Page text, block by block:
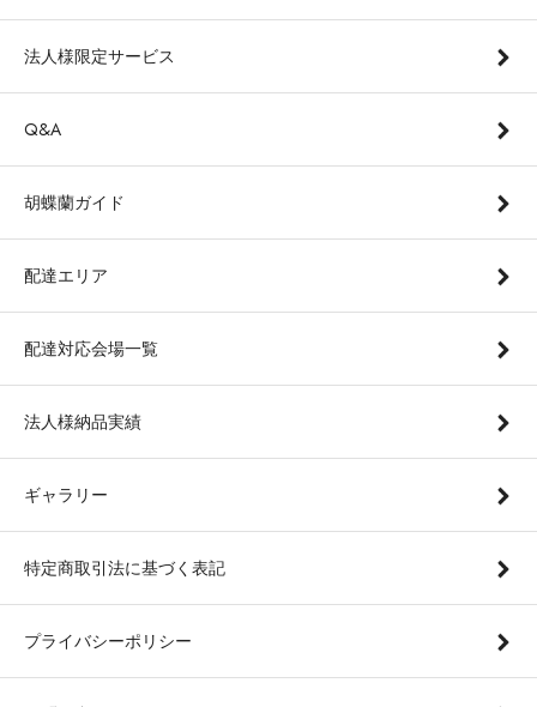
法人様限定サービス
Q&A
胡蝶蘭ガイド
配達エリア
配達対応会場一覧
法人様納品実績
ギャラリー
特定商取引法に基づく表記
プライバシーポリシー